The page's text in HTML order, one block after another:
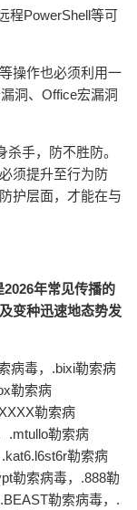
程PowerShell等可
操作也必须利用一
洞、Office宏漏洞
手，防不胜防。
须提升至‌行为防
护层面，才能在与
年常见传播的
变种迅速地态势发
病毒，.bixi勒索病
勒索病
勒索病
.mtullo勒索病
勒索病
勒索病毒，.888勒
勒索病毒，.